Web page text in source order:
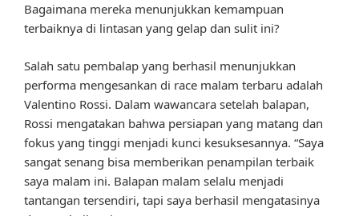
Bagaimana mereka menunjukkan kemampuan
terbaiknya di lintasan yang gelap dan sulit ini?
Salah satu pembalap yang berhasil menunjukkan
performa mengesankan di race malam terbaru adalah
Valentino Rossi. Dalam wawancara setelah balapan,
Rossi mengatakan bahwa persiapan yang matang dan
fokus yang tinggi menjadi kunci kesuksesannya. “Saya
sangat senang bisa memberikan penampilan terbaik
saya malam ini. Balapan malam selalu menjadi
tantangan tersendiri, tapi saya berhasil mengatasinya